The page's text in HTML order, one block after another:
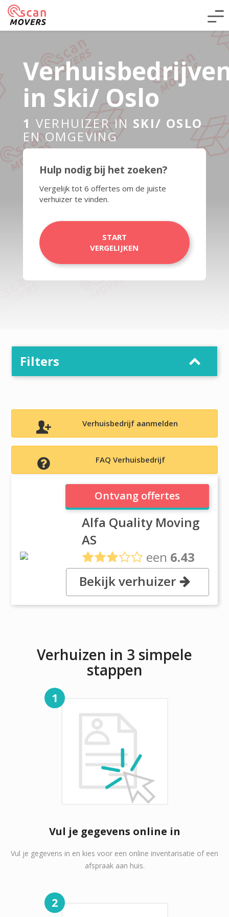
in Ski/ Oslo
1 VERHUIZER IN SKI/ OSLO
EN OMGEVING
Hulp nodig bij het zoeken?
Vergelijk tot 6 offertes om de juiste
verhuizer te vinden.
START
VERGELIJKEN
Filters
Verhuisbedrijf aanmelden
FAQ Verhuisbedrijf
Alfa Quality Moving AS
Alfa Quality Moving
AS
een 6.43
uit3 reviews
, P.O.Box 1355, 1401 Ski/ Oslo
Ontvang offertes
Bekijk verhuizer
Verhuizen in 3 simpele
stappen
1
Vul je gegevens online in
Vul je gegevens in en kies voor een online inventarisatie of een
afspraak aan huis.
2